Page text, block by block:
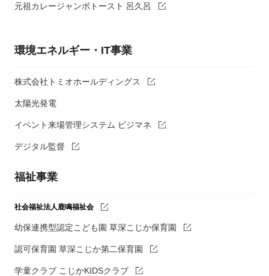
元祖カレージャンボトースト 呂久呂
環境エネルギー・IT事業
株式会社トミオホールディングス
太陽光発電
イベント来場管理システム ビジマネ
デジタル監督
福祉事業
社会福祉法人鹿鳴福祉会
幼保連携型認定こども園 草深こじか保育園
認可保育園 草深こじか第二保育園
学童クラブ こじかKIDSクラブ